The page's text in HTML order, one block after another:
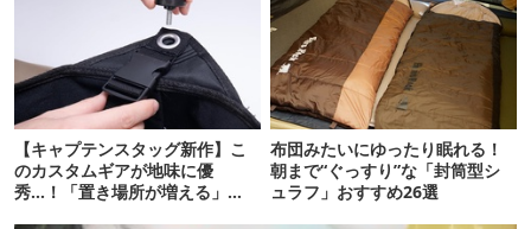
【キャプテンスタッグ新作】こ
のカスタムギアが地味に優
秀…！「置き場所が増える」
布団みたいにゆったり眠れる！
朝まで“ぐっすり”な「封筒型シ
ュラフ」おすすめ26選